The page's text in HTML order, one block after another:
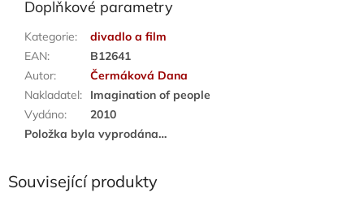
Doplňkové parametry
Kategorie:
divadlo a film
EAN:
B12641
Autor:
Čermáková Dana
Nakladatel:
Imagination of people
Vydáno:
2010
Položka byla vyprodána…
Související produkty